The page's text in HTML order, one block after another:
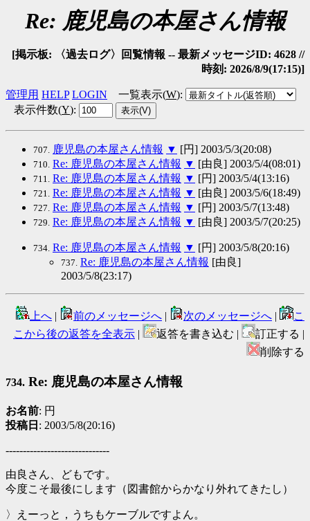
Re: 鹿児島の本屋さん情報
[掲示板: 〈過去ログ〉回覧情報 -- 最新メッセージID: 4628 //
時刻: 2026/8/9(17:15)]
管理用 HELP LOGIN 一覧表示(W):
表示件数(Y):
707. 鹿児島の本屋さん情報 ▼ [円] 2003/5/3(20:08)
710. Re: 鹿児島の本屋さん情報 ▼ [由良] 2003/5/4(08:01)
711. Re: 鹿児島の本屋さん情報 ▼ [円] 2003/5/4(13:16)
721. Re: 鹿児島の本屋さん情報 ▼ [由良] 2003/5/6(18:49)
727. Re: 鹿児島の本屋さん情報 ▼ [円] 2003/5/7(13:48)
729. Re: 鹿児島の本屋さん情報 ▼ [由良] 2003/5/7(20:25)
734. Re: 鹿児島の本屋さん情報 ▼ [円] 2003/5/8(20:16)
737. Re: 鹿児島の本屋さん情報 [由良]
2003/5/8(23:17)
上へ | 前のメッセージへ | 次のメッセージへ |
こ
こから後の返答を全表示 | 返答を書き込む |
訂正する |
削除する
734. Re: 鹿児島の本屋さん情報
お名前: 円
投稿日 : 2003/5/8(20:16)
------------------------------
由良さん、どもです。
今度こそ最後にします（図書館からかなり外れてきたし）
〉えーっと，うちもケーブルですよん。